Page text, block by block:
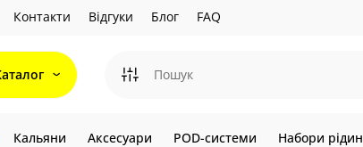
Контакти Відгуки Блог FAQ
Кальяни Аксесуари POD-системи Набори рідин